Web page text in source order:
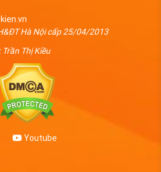
Hà Nội cấp 25/04/2013
Thị Kiều
Youtube